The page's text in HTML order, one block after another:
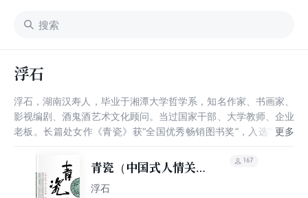
浮石
浮石，湖南汉寿人，毕业于湘潭大学哲学系，知名作家、书画家、
影视编剧、酒鬼酒艺术文化顾问。当过国家干部、大学教师、企业
老板。长篇处女作《青瓷》获“全国优秀畅销图书奖”，入选“ 改革
成多种文字在海外出版。另出版有《红袖》《皂香》《中国式关
系》等多部。其本人在处女作《青瓷》基础上重新创作的长篇小说
《新青瓷》，曾被改编成电视剧《青瓷》，由王志文、张国立两大
青瓷（中国式人情关系
神作）
浮石
167